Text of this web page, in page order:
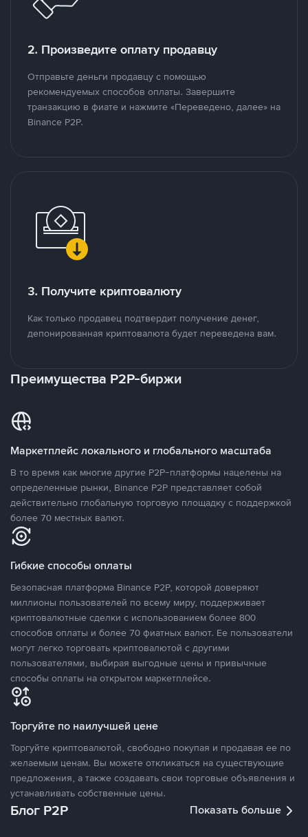
2. Произведите оплату продавцу
Отправьте деньги продавцу с помощью
рекомендуемых способов оплаты. Завершите
транзакцию в фиате и нажмите «Переведено, далее» на
Binance P2P.
3. Получите криптовалюту
Как только продавец подтвердит получение денег,
депонированная криптовалюта будет переведена вам.
Преимущества P2P-биржи
Маркетплейс локального и глобального масштаба
В то время как многие другие P2P-платформы нацелены на
определенные рынки, Binance P2P представляет собой
действительно глобальную торговую площадку с поддержкой
более 70 местных валют.
Гибкие способы оплаты
Безопасная платформа Binance P2P, которой доверяют
миллионы пользователей по всему миру, поддерживает
криптовалютные сделки с использованием более 800
способов оплаты и более 70 фиатных валют. Ее пользователи
могут легко торговать криптовалютой с другими
пользователями, выбирая выгодные цены и привычные
способы оплаты на открытом маркетплейсе.
Торгуйте по наилучшей цене
Торгуйте криптовалютой, свободно покупая и продавая ее по
желаемым ценам. Вы можете откликаться на существующие
предложения, а также создавать свои торговые объявления и
устанавливать собственные цены.
Блог P2P Показать больше